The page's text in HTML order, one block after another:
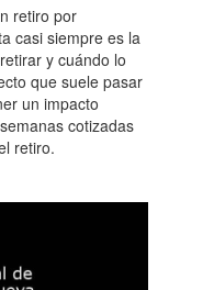
retiro por
casi siempre es la
y cuándo lo
que suele pasar
un impacto
cotizadas
retiro.